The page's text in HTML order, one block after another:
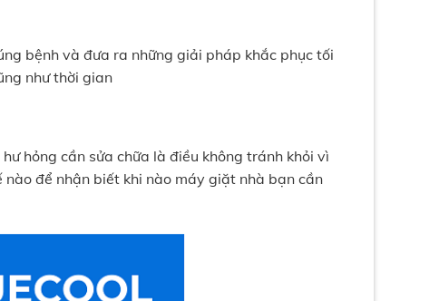
bệnh và đưa ra những giải pháp khắc phục tối
như thời gian
hỏng cần sửa chữa là điều không tránh khỏi vì
để nhận biết khi nào máy giặt nhà bạn cần